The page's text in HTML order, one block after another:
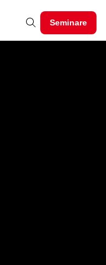
Seminare